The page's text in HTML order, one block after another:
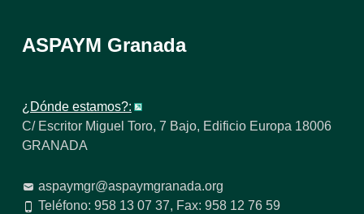
ASPAYM Granada
¿Dónde estamos?:
C/ Escritor Miguel Toro, 7 Bajo, Edificio Europa 18006
GRANADA
aspaymgr@aspaymgranada.org
Teléfono: 958 13 07 37, Fax: 958 12 76 59